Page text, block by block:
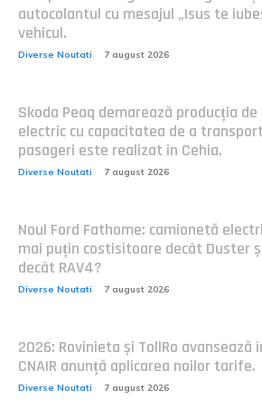
autocolantul cu mesajul „Isus te
vehicul.
Diverse Noutati 7 august 2026
Skoda Peaq demarează producția de
electric cu capacitatea de a
pasageri este realizat în Cehia.
Diverse Noutati 7 august 2026
Noul Ford Fathome: camionetă
mai puțin costisitoare decât Duster
decât RAV4?
Diverse Noutati 7 august 2026
2026: Rovinieta și TollRo avansează
CNAIR anunță aplicarea noilor tarife.
Diverse Noutati 7 august 2026